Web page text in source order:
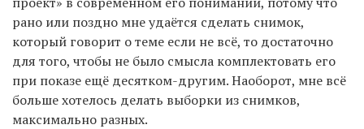
рано или поздно мне удаётся сделать снимок,
который говорит о теме если не всё, то достаточно
для того, чтобы не было смысла комплектовать его
при показе ещё десятком-другим. Наоборот, мне всё
больше хотелось делать выборки из снимков,
максимально разных.